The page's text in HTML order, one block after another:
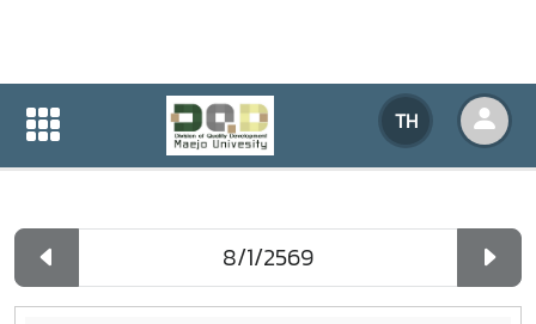
TH
ปฏิทินกิจกรรมของหน่วยงาน
ปฏิทินกิจกรรมของหน่วยงาน